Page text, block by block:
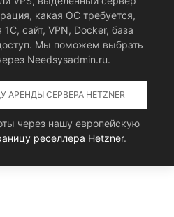
какая ОС требуется,
1С, сайт, VPN, Docker, база
Мы поможем выбрать
Needsysadmin.ru.
АРЕНДЫ СЕРВЕРА HETZNER
через нашу европейскую
реселлера Hetzner.